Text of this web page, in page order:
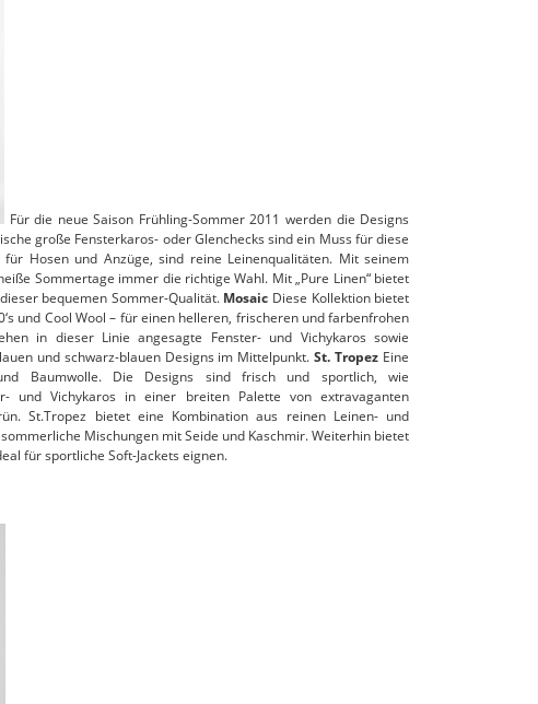
Für die neue Saison Frühling-Sommer 2011 werden die Designs
große Fensterkaros- oder Glenchecks sind ein Muss für diese
Hosen und Anzüge, sind reine Leinenqualitäten. Mit seinem
Sommertage immer die richtige Wahl. Mit „Pure Linen“ bietet
bequemen Sommer-Qualität. Mosaic Diese Kollektion bietet
und Cool Wool – für einen helleren, frischeren und farbenfrohen
in dieser Linie angesagte Fenster- und Vichykaros sowie
und schwarz-blauen Designs im Mittelpunkt.St. Tropez Eine
Baumwolle. Die Designs sind frisch und sportlich, wie
und Vichykaros in einer breiten Palette von extravaganten
St.Tropez bietet eine Kombination aus reinen Leinen- und
Mischungen mit Seide und Kaschmir. Weiterhin bietet
für sportliche Soft-Jackets eignen.